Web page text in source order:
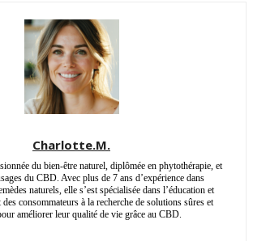
Charlotte.M.
du bien-être naturel, diplômée en phytothérapie, et
du CBD. Avec plus de 7 ans d’expérience dans
naturels, elle s’est spécialisée dans l’éducation et
des consommateurs à la recherche de solutions sûres et
améliorer leur qualité de vie grâce au CBD.